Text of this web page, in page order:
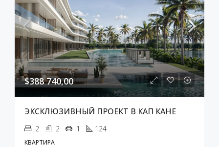
$388 740,00
ЭКСКЛЮЗИВНЫЙ ПРОЕКТ В КАП КАНЕ
2 2 1 124
КВАРТИРА